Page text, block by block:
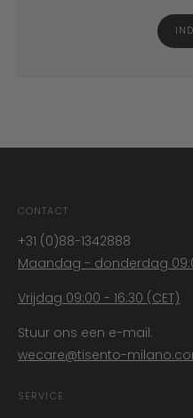
CONTACT
+31 (0)88-1342888
Maandag - donderdag
Vrijdag 09:00 - 16:30 (CET)
Stuur ons een e-mail:
wecare@tisento-
SERVICE